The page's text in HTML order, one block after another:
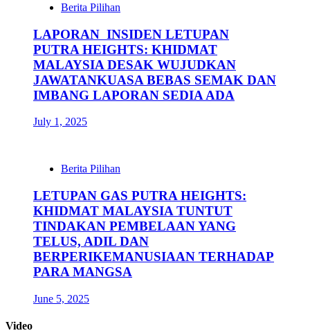
Berita Pilihan
LAPORAN INSIDEN LETUPAN
PUTRA HEIGHTS: KHIDMAT
MALAYSIA DESAK WUJUDKAN
JAWATANKUASA BEBAS SEMAK DAN
IMBANG LAPORAN SEDIA ADA
July 1, 2025
Berita Pilihan
LETUPAN GAS PUTRA HEIGHTS:
KHIDMAT MALAYSIA TUNTUT
TINDAKAN PEMBELAAN YANG
TELUS, ADIL DAN
BERPERIKEMANUSIAAN TERHADAP
PARA MANGSA
June 5, 2025
Video